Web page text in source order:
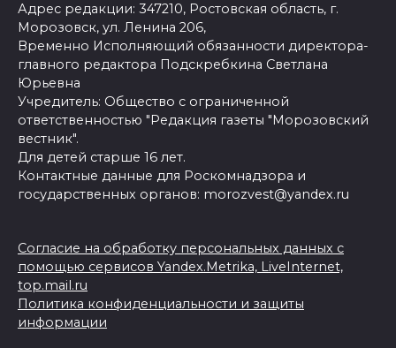
Адрес редакции: 347210, Ростовская область, г.
Морозовск, ул. Ленина 206,
Временно Исполняющий обязанности директора-
главного редактора Подскребкина Светлана
Юрьевна
Учредитель: Общество с ограниченной
ответственностью "Редакция газеты "Морозовский
вестник".
Для детей старше 16 лет.
Контактные данные для Роскомнадзора и
государственных органов: morozvest@yandex.ru
Согласие на обработку персональных данных с
помощью сервисов Yandex.Metrika, LiveInternet,
top.mail.ru
Политика конфиденциальности и защиты
информации